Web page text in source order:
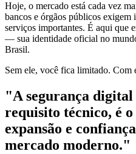
Hoje, o mercado está cada vez
bancos e órgãos públicos exigem
serviços importantes. É aqui que
— sua identidade oficial no
Brasil.
Sem ele, você fica limitado. Com
"A segurança digital
requisito técnico, é
expansão e
mercado moderno."